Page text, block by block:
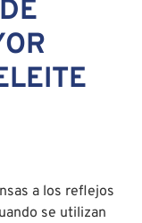
a los reflejos
se utilizan